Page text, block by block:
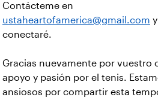
Contácteme en
ustaheartofamerica@gmail.com
conectaré.
Gracias nuevamente por vuestro
apoyo y pasión por el tenis.
ansiosos por compartir esta